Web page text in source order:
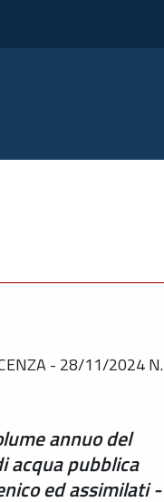
- 28/11/2024 N.
annuo del
acqua pubblica
ed assimilati -